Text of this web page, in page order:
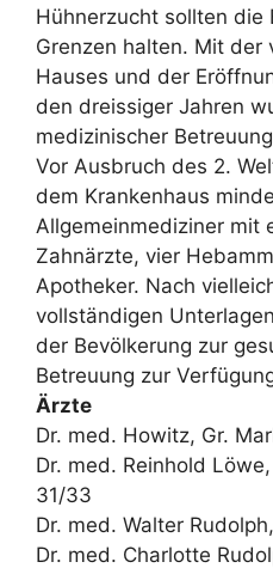
Hühnerzucht sollten die
Grenzen halten. Mit der
Hauses und der
den dreissiger Jahren
medizinischer
Vor Ausbruch des 2.
dem Krankenhaus
Allgemeinmediziner mit
Zahnärzte, vier
Apotheker. Nach
vollständigen
der Bevölkerung zur
Betreuung zur
Ärzte
Dr. med. Howitz, Gr.
Dr. med. Reinhold
31/33
Dr. med. Walter
Dr. med. Charlotte